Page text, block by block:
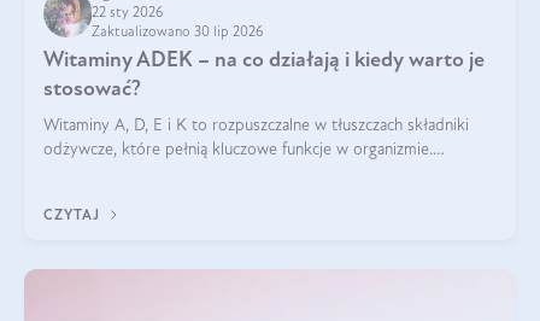
22 sty 2026
Zaktualizowano 30 lip 2026
Witaminy ADEK – na co działają i kiedy warto je
stosować?
Witaminy A, D, E i K to rozpuszczalne w tłuszczach składniki
odżywcze, które pełnią kluczowe funkcje w organizmie.
CZYTAJ